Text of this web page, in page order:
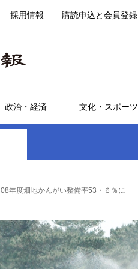
採用情報 購読申込と会員登録
政治・経済 文化・スポーツ
08年度畑地かんがい整備率53・６％に